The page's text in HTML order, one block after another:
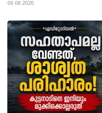
06 08 2026